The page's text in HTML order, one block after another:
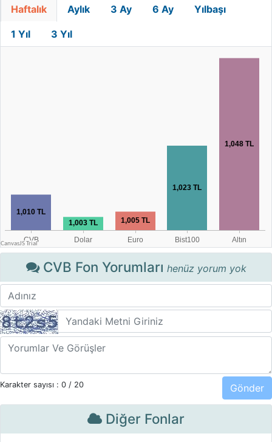
Haftalık Aylık 3 Ay 6 Ay Yılbaşı
1 Yıl 3 Yıl
CVB Fon Yorumları henüz yorum yok
Karakter sayısı : 0 / 20
Diğer Fonlar